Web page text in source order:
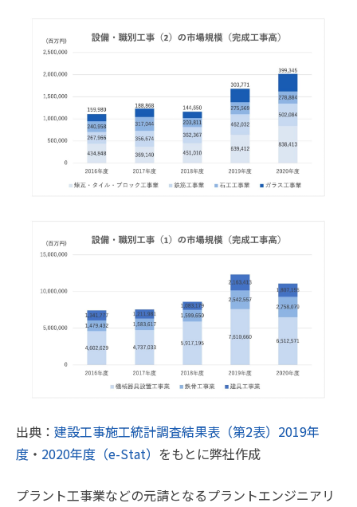
出典： 建設工事施工統計調査結果表（第2表）2019年
度 ・ 2020年度（e-Stat） をもとに弊社作成
プラント工事業などの元請となるプラントエンジニアリ